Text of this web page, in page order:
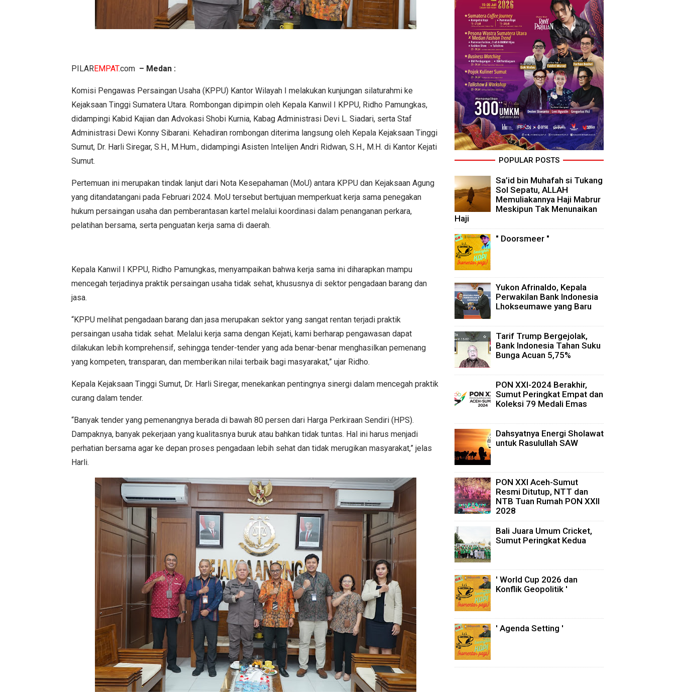
PILAREMPAT.com – Medan :
Komisi Pengawas Persaingan Usaha (KPPU) Kantor Wilayah I melakukan kunjungan silaturahmi ke
Kejaksaan Tinggi Sumatera Utara. Rombongan dipimpin oleh Kepala Kanwil I KPPU, Ridho Pamungkas,
didampingi Kabid Kajian dan Advokasi Shobi Kurnia, Kabag Administrasi Devi L. Siadari, serta Staf
Administrasi Dewi Konny Sibarani. Kehadiran rombongan diterima langsung oleh Kepala Kejaksaan Tinggi
Sumut, Dr. Harli Siregar, S.H., M.Hum., didampingi Asisten Intelijen Andri Ridwan, S.H., M.H. di Kantor Kejati
Sumut.
Pertemuan ini merupakan tindak lanjut dari Nota Kesepahaman (MoU) antara KPPU dan Kejaksaan Agung
yang ditandatangani pada Februari 2024. MoU tersebut bertujuan memperkuat kerja sama penegakan
hukum persaingan usaha dan pemberantasan kartel melalui koordinasi dalam penanganan perkara,
pelatihan bersama, serta penguatan kerja sama di daerah.
Kepala Kanwil I KPPU, Ridho Pamungkas, menyampaikan bahwa kerja sama ini diharapkan mampu
mencegah terjadinya praktik persaingan usaha tidak sehat, khususnya di sektor pengadaan barang dan
jasa.
“KPPU melihat pengadaan barang dan jasa merupakan sektor yang sangat rentan terjadi praktik
persaingan usaha tidak sehat. Melalui kerja sama dengan Kejati, kami berharap pengawasan dapat
dilakukan lebih komprehensif, sehingga tender-tender yang ada benar-benar menghasilkan pemenang
yang kompeten, transparan, dan memberikan nilai terbaik bagi masyarakat,” ujar Ridho.
Kepala Kejaksaan Tinggi Sumut, Dr. Harli Siregar, menekankan pentingnya sinergi dalam mencegah praktik
curang dalam tender.
“Banyak tender yang pemenangnya berada di bawah 80 persen dari Harga Perkiraan Sendiri (HPS).
Dampaknya, banyak pekerjaan yang kualitasnya buruk atau bahkan tidak tuntas. Hal ini harus menjadi
perhatian bersama agar ke depan proses pengadaan lebih sehat dan tidak merugikan masyarakat,” jelas
Harli.
POPULAR POSTS
Sa’id bin Muhafah si Tukang
Sol Sepatu, ALLAH
Memuliakannya Haji Mabrur
Meskipun Tak Menunaikan
Haji
" Doorsmeer "
Yukon Afrinaldo, Kepala
Perwakilan Bank Indonesia
Lhokseumawe yang Baru
Tarif Trump Bergejolak,
Bank Indonesia Tahan Suku
Bunga Acuan 5,75%
PON XXI-2024 Berakhir,
Sumut Peringkat Empat dan
Koleksi 79 Medali Emas
Dahsyatnya Energi Sholawat
untuk Rasulullah SAW
PON XXI Aceh-Sumut
Resmi Ditutup, NTT dan
NTB Tuan Rumah PON XXII
2028
Bali Juara Umum Cricket,
Sumut Peringkat Kedua
' World Cup 2026 dan
Konflik Geopolitik '
' Agenda Setting '